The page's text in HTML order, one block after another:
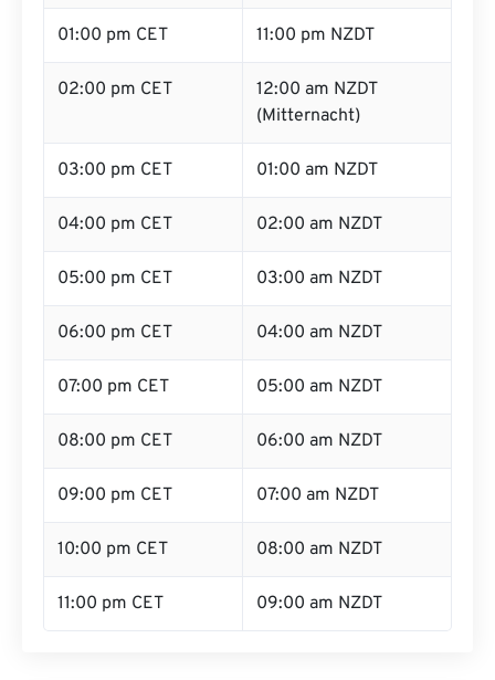
01:00 pm CET 11:00 pm NZDT
02:00 pm CET
12:00 am NZDT
(Mitternacht)
03:00 pm CET 01:00 am NZDT
04:00 pm CET 02:00 am NZDT
05:00 pm CET 03:00 am NZDT
06:00 pm CET 04:00 am NZDT
07:00 pm CET 05:00 am NZDT
08:00 pm CET 06:00 am NZDT
09:00 pm CET 07:00 am NZDT
10:00 pm CET 08:00 am NZDT
11:00 pm CET 09:00 am NZDT